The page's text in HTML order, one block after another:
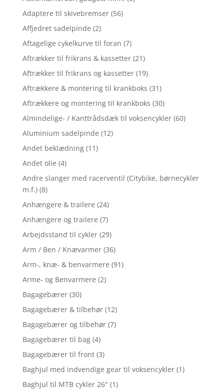
Adaptere til skivebremser (56)
Affjedret sadelpinde (2)
Aftagelige cykelkurve til foran (7)
Aftrækker til frikrans & kassetter (21)
Aftrækker til frikrans og kassetter (19)
Aftrækkere & montering til krankboks (31)
Aftrækkere og montering til krankboks (30)
Almindelige- / Kanttrådsdæk til voksencykler (60)
Aluminium sadelpinde (12)
Andet beklædning (11)
Andet olie (4)
Andre slanger med racerventil (Citybike, børnecykler
m.f.) (8)
Anhængere & trailere (24)
Anhængere og trailere (7)
Arbejdsstand til cykler (29)
Arm / Ben / Knævarmer (36)
Arm-, knæ- & benvarmere (91)
Arme- og Benvarmere (2)
Bagagebærer (30)
Bagagebærer & tilbehør (12)
Bagagebærer og tilbehør (7)
Bagagebærer til bag (4)
Bagagebærer til front (3)
Baghjul med indvendige gear til voksencykler (1)
Baghjul til MTB cykler 26" (1)